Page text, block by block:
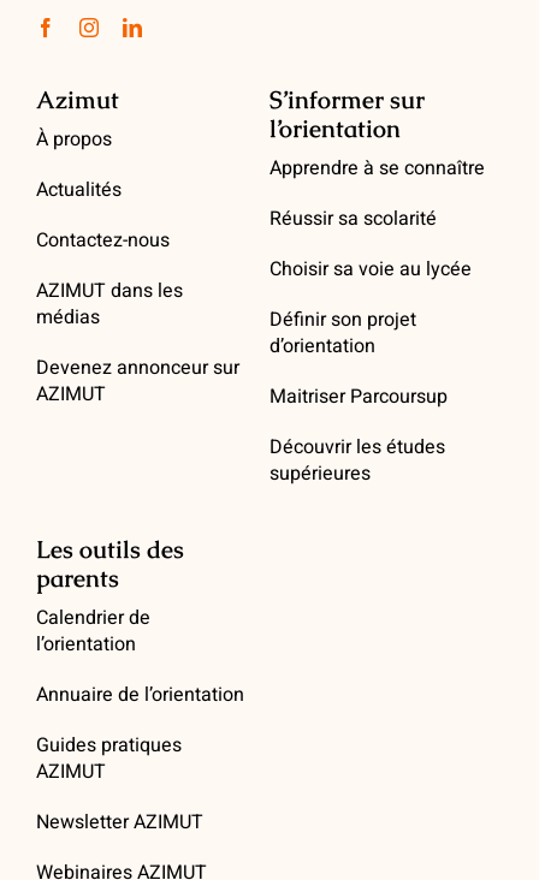
Azimut
À propos
Actualités
Contactez-nous
AZIMUT dans les
médias
Devenez annonceur sur
AZIMUT
S’informer sur
l’orientation
Apprendre à se connaître
Réussir sa scolarité
Choisir sa voie au lycée
Définir son projet
d’orientation
Maitriser Parcoursup
Découvrir les études
supérieures
Les outils des
parents
Calendrier de
l’orientation
Annuaire de l’orientation
Guides pratiques
AZIMUT
Newsletter AZIMUT
Webinaires AZIMUT